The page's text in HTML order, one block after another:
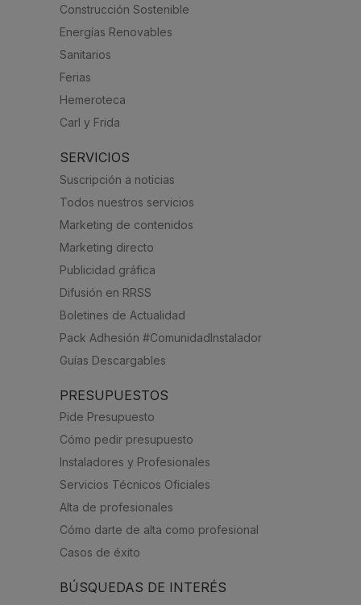
Construcción Sostenible
Energías Renovables
Sanitarios
Ferias
Hemeroteca
Carl y Frida
SERVICIOS
Suscripción a noticias
Todos nuestros servicios
Marketing de contenidos
Marketing directo
Publicidad gráfica
Difusión en RRSS
Boletines de Actualidad
Pack Adhesión #ComunidadInstalador
Guías Descargables
PRESUPUESTOS
Pide Presupuesto
Cómo pedir presupuesto
Instaladores y Profesionales
Servicios Técnicos Oficiales
Alta de profesionales
Cómo darte de alta como profesional
Casos de éxito
BÚSQUEDAS DE INTERÉS